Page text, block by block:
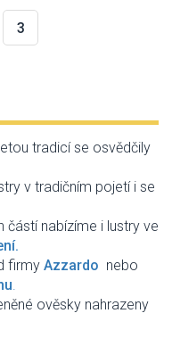
3
tradicí se osvědčily
v tradičním pojetí i se
nabízíme i lustry ve
firmy Azzardo nebo
.
ověsky nahrazeny